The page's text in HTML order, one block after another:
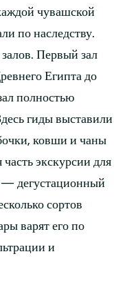
чувашской
по наследству.
Первый зал
Египта до
полностью
гиды выставили
ковши и чаны
экскурсии для
— дегустационный
сортов
варят его по
и